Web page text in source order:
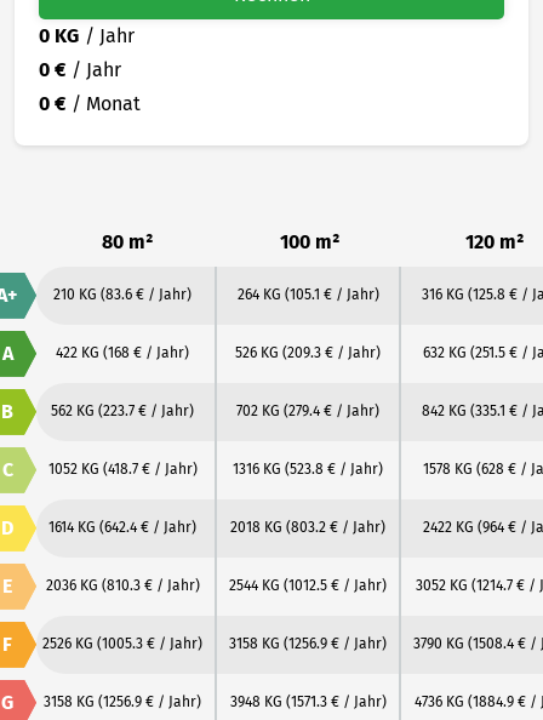
0 KG / Jahr
0 € / Jahr
0 € / Monat
80 m² 100 m² 120 m²
210 KG (83.6 € / Jahr) 264 KG (105.1 € / Jahr) 316 KG (125.8 € /
A 422 KG (168 € / Jahr) 526 KG (209.3 € / Jahr) 632 KG (251.5 € /
B 562 KG (223.7 € / Jahr) 702 KG (279.4 € / Jahr) 842 KG (335.1 € /
C 1052 KG (418.7 € / Jahr) 1316 KG (523.8 € / Jahr) 1578 KG (628 € /
D 1614 KG (642.4 € / Jahr) 2018 KG (803.2 € / Jahr) 2422 KG (964 € /
E 2036 KG (810.3 € / Jahr) 2544 KG (1012.5 € / Jahr) 3052 KG (1214.7 € /
F 2526 KG (1005.3 € / Jahr) 3158 KG (1256.9 € / Jahr) 3790 KG (1508.4 € /
G 3158 KG (1256.9 € / Jahr) 3948 KG (1571.3 € / Jahr) 4736 KG (1884.9 € /